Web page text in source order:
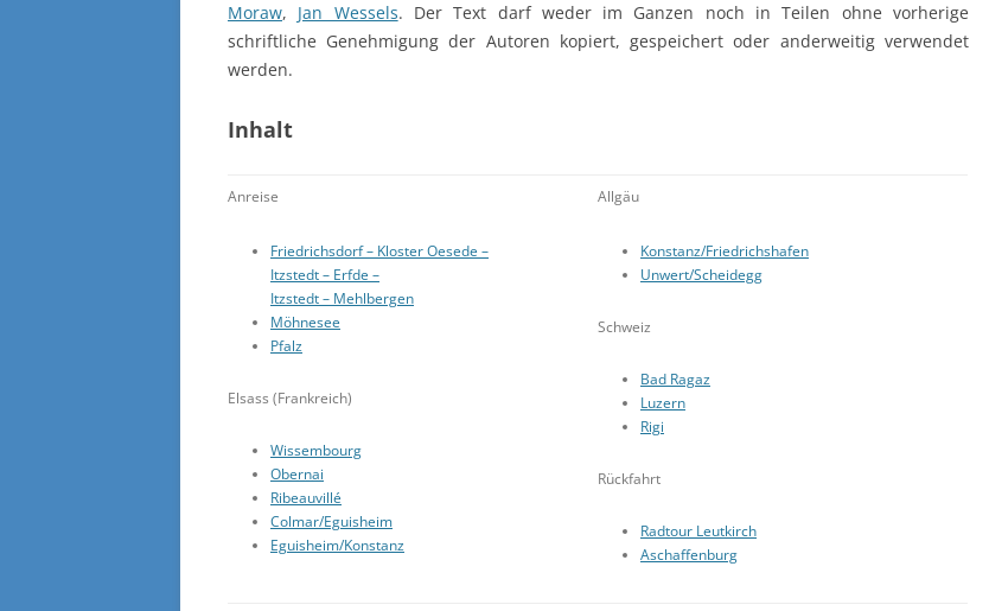
Moraw, Jan Wessels. Der Text darf weder im Ganzen noch in Teilen ohne vorherige
schriftliche Genehmigung der Autoren kopiert, gespeichert oder anderweitig verwendet
werden.
Inhalt
Anreise
Friedrichsdorf – Kloster Oesede –
Itzstedt – Erfde –
Itzstedt – Mehlbergen
Möhnesee
Pfalz
Elsass (Frankreich)
Wissembourg
Obernai
Ribeauvillé
Colmar/Eguisheim
Eguisheim/Konstanz
Allgäu
Konstanz/Friedrichshafen
Unwert/Scheidegg
Schweiz
Bad Ragaz
Luzern
Rigi
Rückfahrt
Radtour Leutkirch
Aschaffenburg